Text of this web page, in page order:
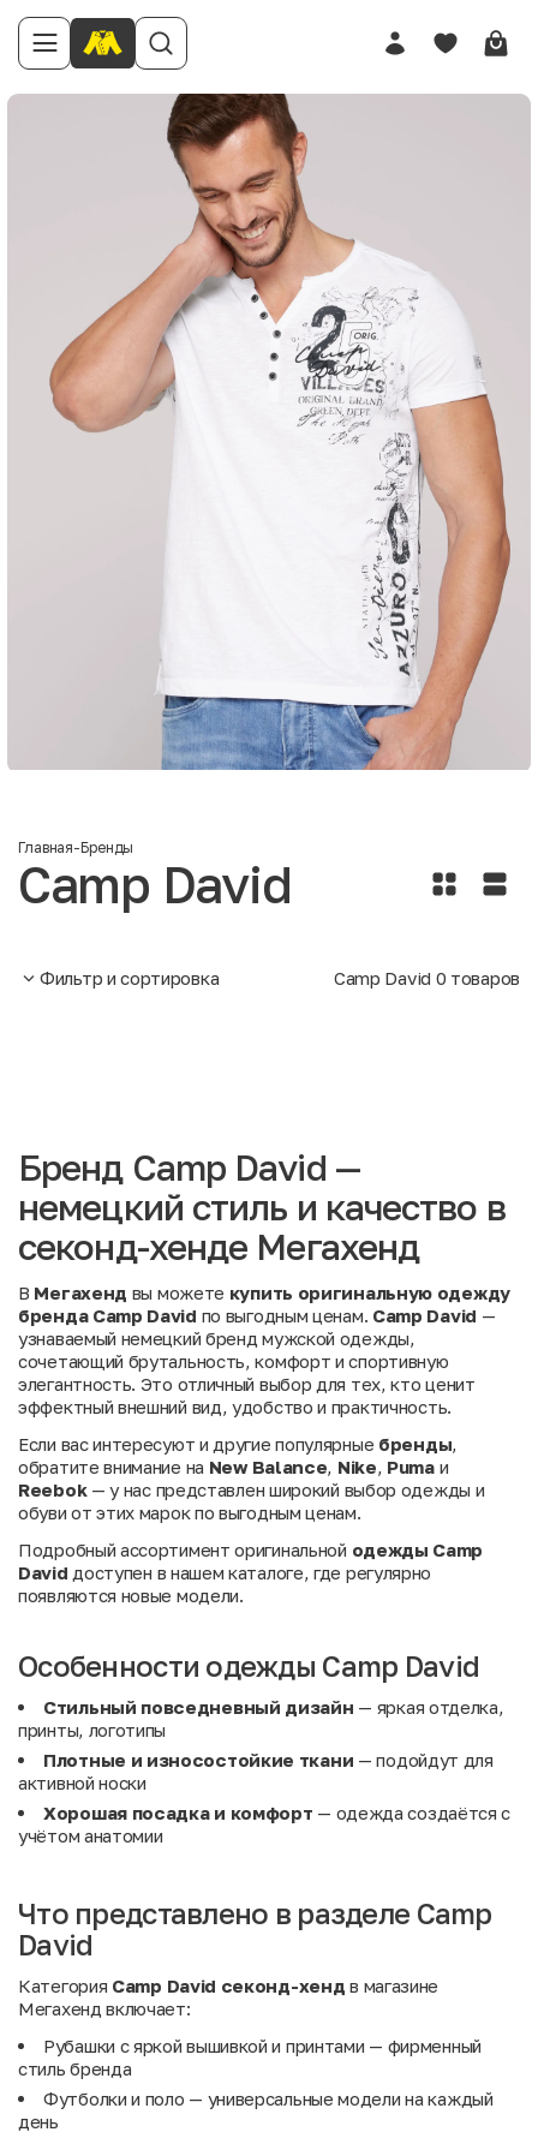
Главная-Бренды
Camp David
Фильтр и сортировка Camp David 0 товаров
Бренд Camp David —
немецкий стиль и качество в
секонд-хенде Мегахенд
В Мегахенд вы можете купить оригинальную одежду
бренда Camp David по выгодным ценам. Camp David —
узнаваемый немецкий бренд мужской одежды,
сочетающий брутальность, комфорт и спортивную
элегантность. Это отличный выбор для тех, кто ценит
эффектный внешний вид, удобство и практичность.
Если вас интересуют и другие популярные бренды
обратите внимание на New Balance Nike Pumaи
Reebok— у нас представлен широкий выбор одежды и
обуви от этих марок по выгодным ценам.
Подробный ассортимент оригинальной одежды Camp
David доступен в нашем каталоге, где регулярно
появляются новые модели.
Особенности одежды Camp David
Стильный повседневный дизайн — яркая отделка,
принты, логотипы
Плотные и износостойкие ткани — подойдут для
активной носки
Хорошая посадка и комфорт — одежда создаётся с
учётом анатомии
Что представлено в разделе Camp
David
Категория Camp David секонд-хенд в магазине
Мегахенд включает:
Рубашки с яркой вышивкой и принтами — фирменный
стиль бренда
Футболки и поло — универсальные модели на каждый
день